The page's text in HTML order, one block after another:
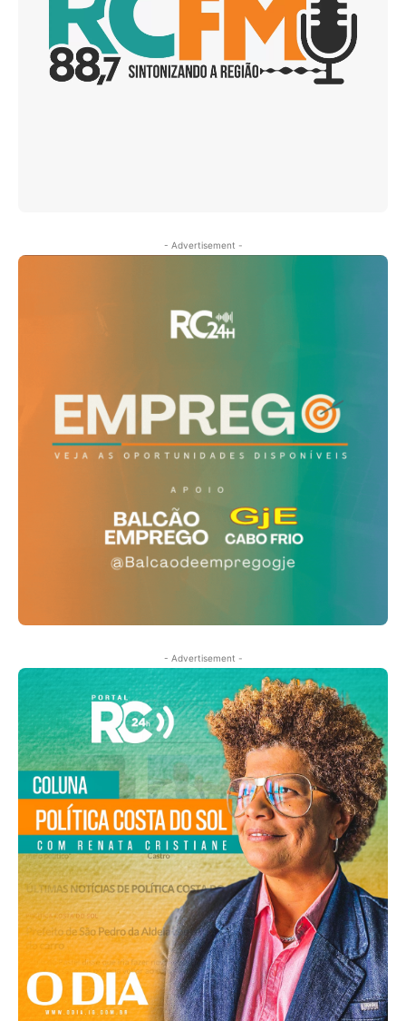
- Advertisement -
- Advertisement -